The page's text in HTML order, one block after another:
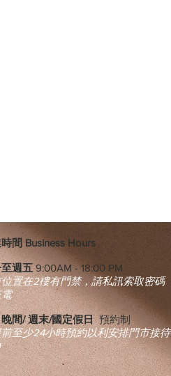
間 Business Hours
週五9:00AM - 18:00 PM
置在2樓有門禁，請私訊索取密碼
間/ 週末/國定假日預約制
至少24小時預約以利安排門市接待